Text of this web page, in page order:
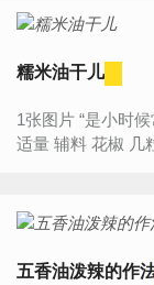
糯米油干儿
1张图片 “是小时候常吃的一种油炸食品。” 食材明细 主料 糯米
适量 辅料 花椒 几粒 盐 少许 原味口味炸工艺一小时耗时简单
五香油泼辣的作